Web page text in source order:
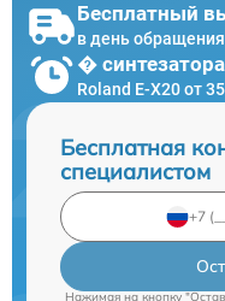
Бесплатный
в день обращения
� синтезатора
Roland E-X20 от
Бесплатная
специалистом
Нажимая на кнопку